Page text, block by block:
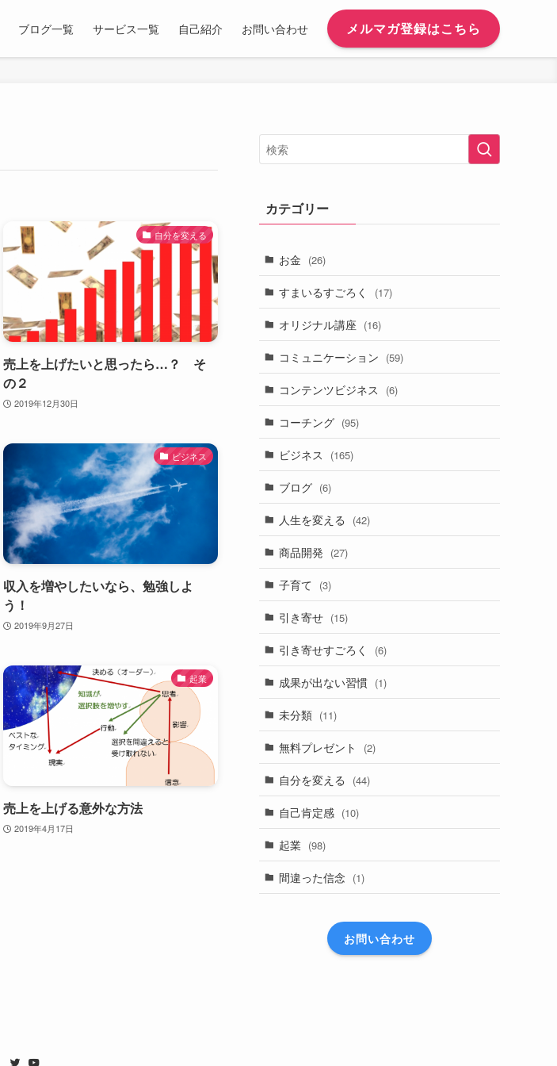
ブログ一覧 サービス一覧 自己紹介 お問い合わせ メルマガ登録はこちら
自分を変える
売上を上げたいと思ったら…？ そ
の２
2019年12月30日
ビジネス
収入を増やしたいなら、勉強しよ
う！
2019年9月27日
起業
売上を上げる意外な方法
2019年4月17日
カテゴリー
お金 (26)
すまいるすごろく (17)
オリジナル講座 (16)
コミュニケーション (59)
コンテンツビジネス (6)
コーチング (95)
ビジネス (165)
ブログ (6)
人生を変える (42)
商品開発 (27)
子育て (3)
引き寄せ (15)
引き寄せすごろく (6)
成果が出ない習慣 (1)
未分類 (11)
無料プレゼント (2)
自分を変える (44)
自己肯定感 (10)
起業 (98)
間違った信念 (1)
お問い合わせ